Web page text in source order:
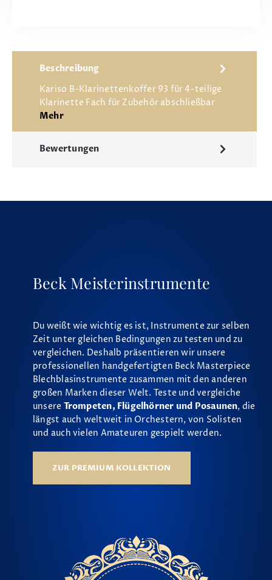
Beschreibung
Kariso B-Klarinettenkoffer 93 für 4-teilige
Klarinette Fach für Zubehör abschließbar
Mehr
Bewertungen
Beck Meisterinstrumente
Du weißt wie wichtig es ist, Instrumente zur selben
Zeit unter gleichen Bedingungen zu testen und zu
vergleichen. Deshalb präsentieren wir unsere
professionellen handgefertigten Beck Masterpiece
Blechblasinstrumente zusammen mit den anderen
großen Marken dieser Welt. Teste und vergleiche
unsere Trompeten, Flügelhörner und Posaunen, die
längst auch weltweit in Orchestern, von Solisten
und auch vielen Amateuren gespielt werden.
ZUR PREMIUM KOLLEKTION